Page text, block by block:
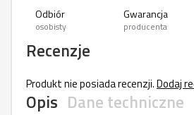
Odbiór
osobisty
Gwarancja
producenta
Recenzje
Produkt nie posiada recenzji.Dodaj
Opis Dane techniczne